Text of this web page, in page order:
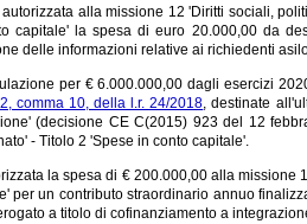
alla missione 12 'Diritti sociali,
capitale' la spesa di euro 20.000,00 da
delle informazioni relative ai richiedenti
per € 6.000.000,00 dagli esercizi
comma 10, della l.r. 24/2018, destinate
(decisione CE C(2015) 923 del 12
- Titolo 2 'Spese in conto capitale'.
la spesa di € 200.000,00 alla
per un contributo straordinario annuo
a titolo di cofinanziamento a